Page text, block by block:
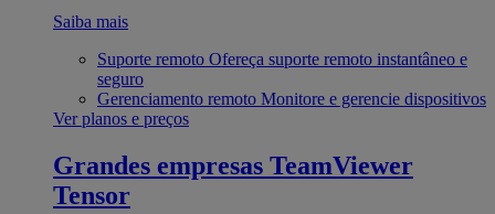
Saiba mais
Suporte remoto Ofereça suporte remoto instantâneo e
seguro
Gerenciamento remoto Monitore e gerencie dispositivos
Ver planos e preços
Grandes empresas TeamViewer
Tensor